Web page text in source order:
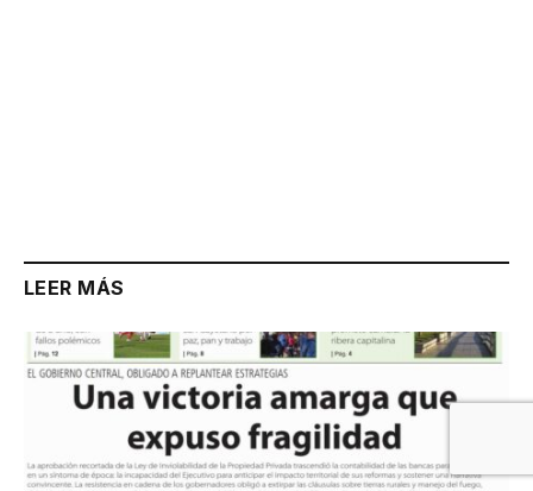
LEER MÁS